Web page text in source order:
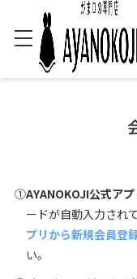
①AYANOKOJI公式ア
ードが自動入力され
プリから新規会員登録
い。